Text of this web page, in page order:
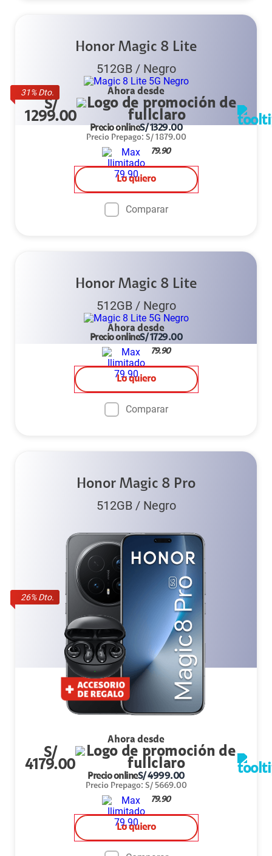
31% Dto.
Honor Magic 8 Lite
512GB/ Negro
Ahora desde
S/
1299.00
Precio onlineS/1329.00
Precio Prepago: S/ 1879.00
79.90
Lo quiero
Comparar
Honor Magic 8 Lite
512GB/ Negro
Ahora desde
Precio onlineS/1729.00
79.90
Lo quiero
Comparar
26% Dto.
Honor Magic 8 Pro
512GB/ Negro
Ahora desde
S/
4179.00
Precio onlineS/4999.00
Precio Prepago: S/ 5669.00
79.90
Lo quiero